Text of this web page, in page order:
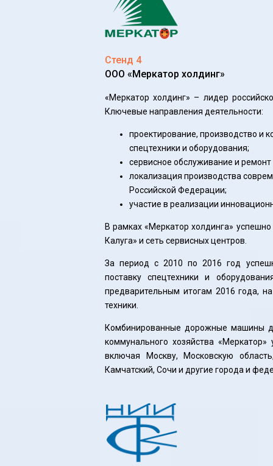
Стенд 4
ООО «Меркатор холдинг»
«Меркатор холдинг» – лидер
Ключевые направления деятельности:
проектирование, производство и
спецтехники и оборудования;
сервисное обслуживание и ремонт
локализация производства
Российской Федерации;
участие в реализации
В рамках «Меркатор холдинга»
Калуга» и сеть сервисных центров.
За период с 2010 по 2016 год
поставку спецтехники и
предварительным итогам 2016 года,
техники.
Комбинированные дорожные машины
коммунального хозяйства
включая Москву, Московскую
Камчатский, Сочи и другие города и